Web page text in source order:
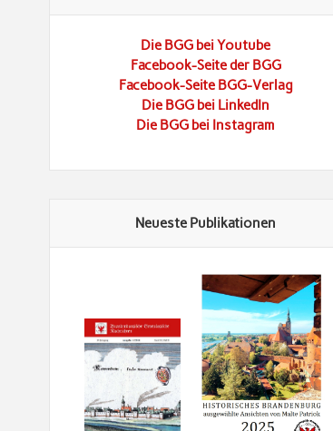
Die BGG bei Youtube
Facebook-Seite der BGG
Facebook-Seite BGG-Verlag
Die BGG bei LinkedIn
Die BGG bei Instagram
Neueste Publikationen